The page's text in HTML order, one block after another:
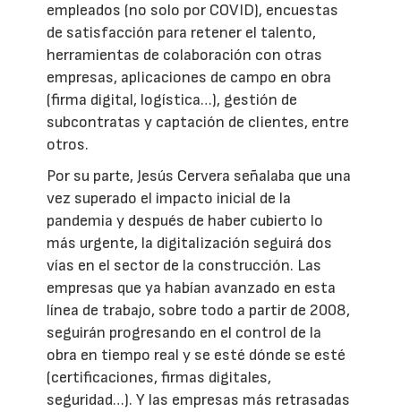
empleados (no solo por COVID), encuestas
de satisfacción para retener el talento,
herramientas de colaboración con otras
empresas, aplicaciones de campo en obra
(firma digital, logística…), gestión de
subcontratas y captación de clientes, entre
otros.
Por su parte, Jesús Cervera señalaba que una
vez superado el impacto inicial de la
pandemia y después de haber cubierto lo
más urgente, la digitalización seguirá dos
vías en el sector de la construcción. Las
empresas que ya habían avanzado en esta
línea de trabajo, sobre todo a partir de 2008,
seguirán progresando en el control de la
obra en tiempo real y se esté dónde se esté
(certificaciones, firmas digitales,
seguridad…). Y las empresas más retrasadas